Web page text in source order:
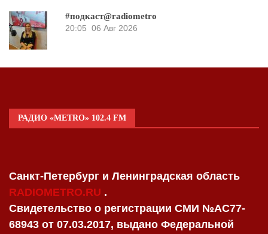
#подкаст@radiometro
20:05 06 Авг 2026
РАДИО «METRO» 102.4 FM
Санкт-Петербург и Ленинградская область
RADIOMETRO.RU .
Свидетельство о регистрации СМИ №AC77-
68943 от 07.03.2017, выдано Федеральной